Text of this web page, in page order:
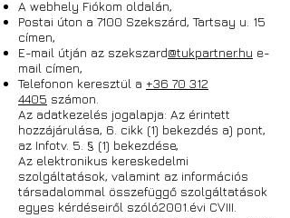
A webhely Fiókom oldalán,
Postai úton a 7100 Szekszárd, Tartsay u. 15
címen,
E-mail útján az szekszard@tukpartner.hu e-
mail címen,
Telefonon keresztül a +36 70 312
4405 számon.
Az adatkezelés jogalapja: Az érintett
hozzájárulása, 6. cikk (1) bekezdés a) pont,
az Infotv. 5. § (1) bekezdése,
Az elektronikus kereskedelmi
szolgáltatások, valamint az információs
társadalommal összefüggő szolgáltatások
egyes kérdéseiről szóló2001.évi CVIII.